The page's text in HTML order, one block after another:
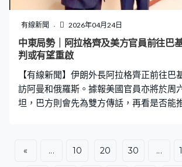
有線新聞 2026年04月24日
中東局勢｜阿拉格齊及美方官員前往
判或有望重啟
【有線新聞】伊朗外長阿拉格齊正前往巴
訪阿曼和俄羅斯。據報美國官員亦將於周
坦，巴方則會先為雙方傳話，再看是否能
五播放片段，聲稱革命衛隊海軍在現代史
海峽，並作智能型監控。美軍早前增派布
« ... 10 20 30 ...